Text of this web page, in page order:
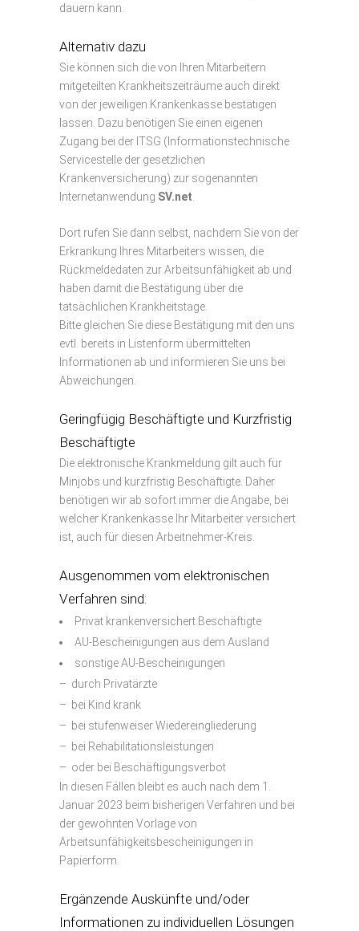
dauern kann.
Alternativ dazu
Sie können sich die von Ihren Mitarbeitern
mitgeteilten Krankheitszeiträume auch direkt
von der jeweiligen Krankenkasse bestätigen
lassen. Dazu benötigen Sie einen eigenen
Zugang bei der ITSG (Informationstechnische
Servicestelle der gesetzlichen
Krankenversicherung) zur sogenannten
Internetanwendung SV.net
Dort rufen Sie dann selbst, nachdem Sie von der
Erkrankung Ihres Mitarbeiters wissen, die
Rückmeldedaten zur Arbeitsunfähigkeit ab und
haben damit die Bestätigung über die
tatsächlichen Krankheitstage.
Bitte gleichen Sie diese Bestätigung mit den uns
evtl. bereits in Listenform übermittelten
Informationen ab und informieren Sie uns bei
Abweichungen.
Geringfügig Beschäftigte und Kurzfristig
Beschäftigte
Die elektronische Krankmeldung gilt auch für
Minjobs und kurzfristig Beschäftigte. Daher
benötigen wir ab sofort immer die Angabe, bei
welcher Krankenkasse Ihr Mitarbeiter versichert
ist, auch für diesen Arbeitnehmer-Kreis.
Ausgenommen vom elektronischen
Verfahren sind:
Privat krankenversichert Beschäftigte
AU-Bescheinigungen aus dem Ausland
sonstige AU-Bescheinigungen
– durch Privatärzte
– bei Kind krank
– bei stufenweiser Wiedereingliederung
– bei Rehabilitationsleistungen
– oder bei Beschäftigungsverbot
In diesen Fällen bleibt es auch nach dem 1.
Januar 2023 beim bisherigen Verfahren und bei
der gewohnten Vorlage von
Arbeitsunfähigkeitsbescheinigungen in
Papierform.
Ergänzende Auskünfte und/oder
Informationen zu individuellen Lösungen